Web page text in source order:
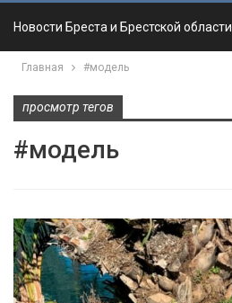
Новости Бреста и Брестской области
Главная #модель
просмотр тегов
#модель